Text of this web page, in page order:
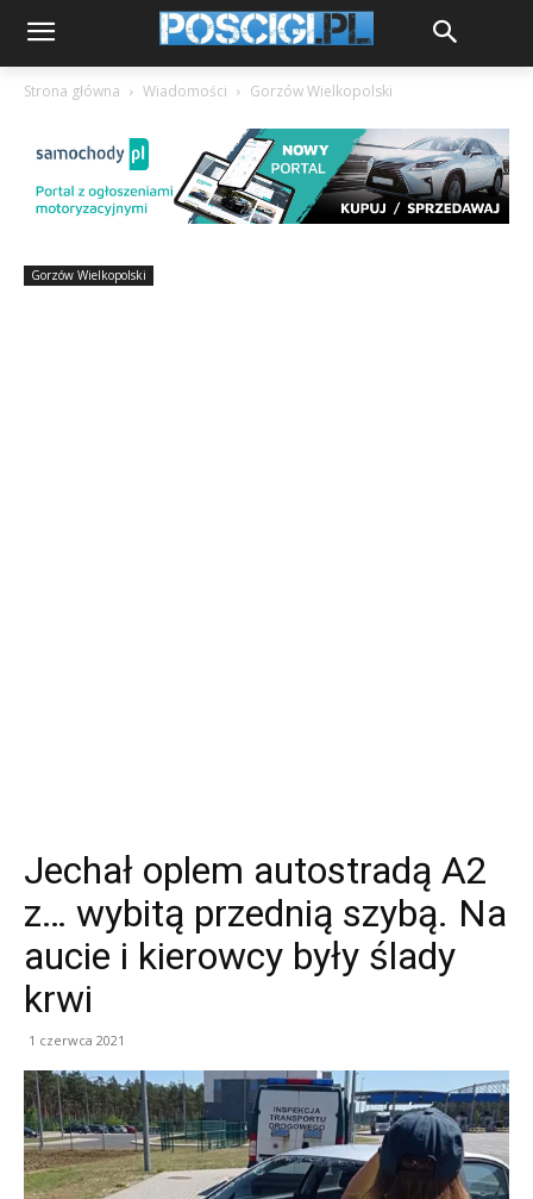
Strona główna Wiadomości Gorzów Wielkopolski
Gorzów Wielkopolski
Jechał oplem autostradą A2
z… wybitą przednią szybą. Na
aucie i kierowcy były ślady
krwi
1 czerwca 2021